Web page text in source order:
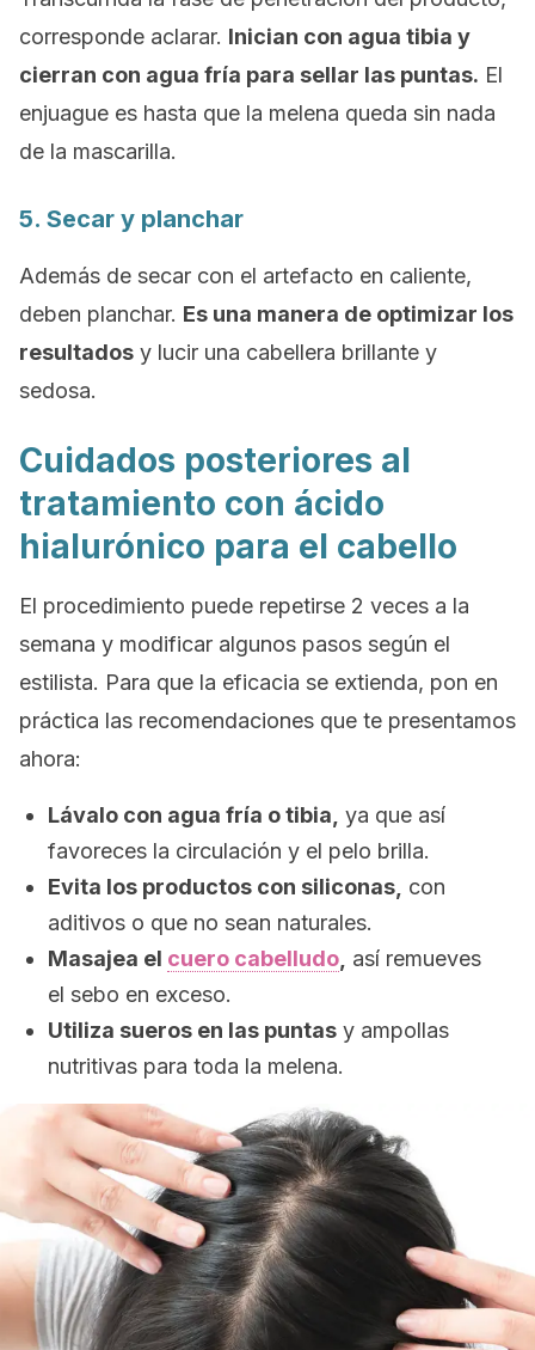
corresponde aclarar. Inician con agua tibia y
cierran con agua fría para sellar las puntas. El
enjuague es hasta que la melena queda sin nada
de la mascarilla.
5. Secar y planchar
Además de secar con el artefacto en caliente,
deben planchar. Es una manera de optimizar los
resultados y lucir una cabellera brillante y
sedosa.
Cuidados posteriores al
tratamiento con ácido
hialurónico para el cabello
El procedimiento puede repetirse 2 veces a la
semana y modificar algunos pasos según el
estilista. Para que la eficacia se extienda, pon en
práctica las recomendaciones que te presentamos
ahora:
Lávalo con agua fría o tibia, ya que así
favoreces la circulación y el pelo brilla.
Evita los productos con siliconas, con
aditivos o que no sean naturales.
Masajea el cuero cabelludo así remueves
el sebo en exceso.
Utiliza sueros en las puntas y ampollas
nutritivas para toda la melena.